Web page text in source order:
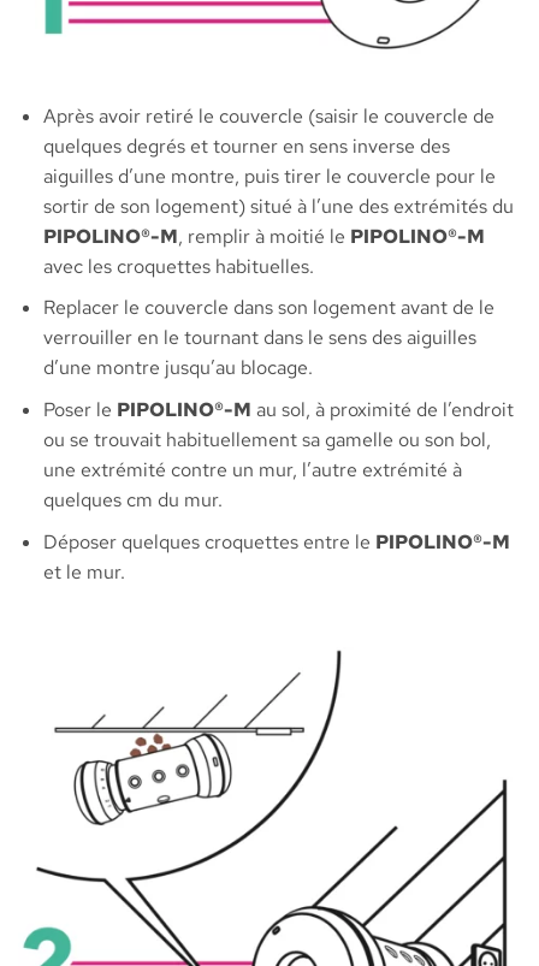
Après avoir retiré le couvercle (saisir le couvercle de
quelques degrés et tourner en sens inverse des
aiguilles d’une montre, puis tirer le couvercle pour le
sortir de son logement) situé à l’une des extrémités du
PIPOLINO®-M, remplir à moitié le PIPOLINO®-M
avec les croquettes habituelles.
Replacer le couvercle dans son logement avant de le
verrouiller en le tournant dans le sens des aiguilles
d’une montre jusqu’au blocage.
Poser le PIPOLINO®-M au sol, à proximité de l’endroit
ou se trouvait habituellement sa gamelle ou son bol,
une extrémité contre un mur, l’autre extrémité à
quelques cm du mur.
Déposer quelques croquettes entre le PIPOLINO®-M
et le mur.